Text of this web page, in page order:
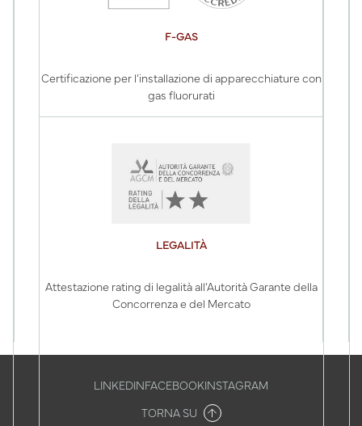
F-GAS
Certificazione per l’installazione di apparecchiature con
gas fluorurati
LEGALITÀ
Attestazione rating di legalità all’Autorità Garante della
Concorrenza e del Mercato
TORNA SU